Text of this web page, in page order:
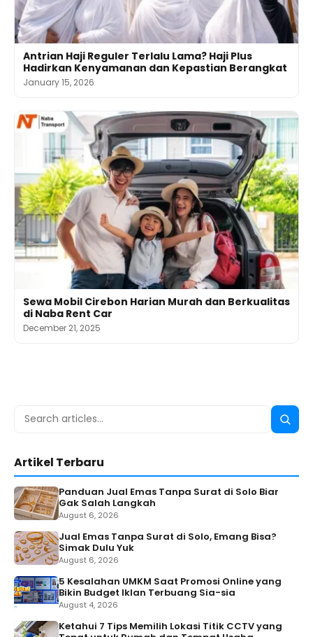
Antrian Haji Reguler Terlalu Lama? Haji Plus
Hadirkan Kenyamanan dan Kepastian Berangkat
January 15, 2026
Sewa Mobil Cirebon Harian Murah dan Berkualitas
di Naba Rent Car
December 21, 2025
Search
Search
Artikel Terbaru
Panduan Jual Emas Tanpa Surat di Solo Biar
Gak Salah Langkah
August 6, 2026
Jual Emas Tanpa Surat di Solo, Emang Bisa?
Simak Dulu Yuk
August 6, 2026
5 Kesalahan UMKM Saat Promosi Online yang
Bikin Budget Iklan Terbuang Sia-sia
August 4, 2026
Ketahui 7 Tips Memilih Lokasi Titik CCTV yang